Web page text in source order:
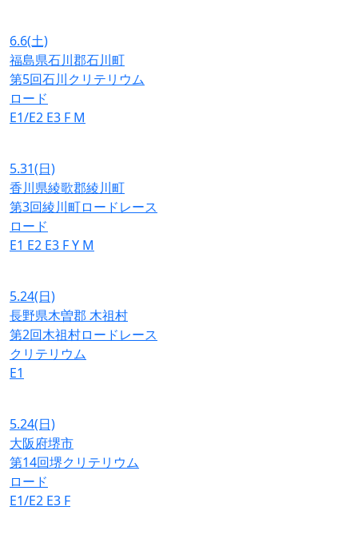
6.6(土)
福島県石川郡石川町
第5回石川クリテリウム
ロード
E1/E2 E3 F M
5.31(日)
香川県綾歌郡綾川町
第3回綾川町ロードレース
ロード
E1 E2 E3 FY M
5.24(日)
長野県木曽郡 木祖村
第2回木祖村ロードレース
クリテリウム
E1
5.24(日)
大阪府堺市
第14回堺クリテリウム
ロード
E1/E2 E3 F